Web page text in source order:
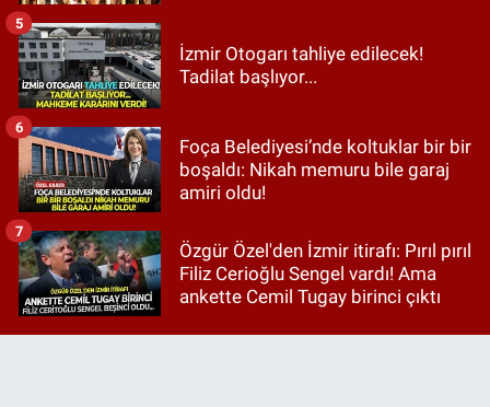
İzmir Otogarı tahliye edilecek!
Tadilat başlıyor...
5
Foça Belediyesi’nde koltuklar bir bir
boşaldı: Nikah memuru bile garaj
amiri oldu!
6
Özgür Özel'den İzmir itirafı: Pırıl pırıl
Filiz Cerioğlu Sengel vardı! Ama
ankette Cemil Tugay birinci çıktı
7